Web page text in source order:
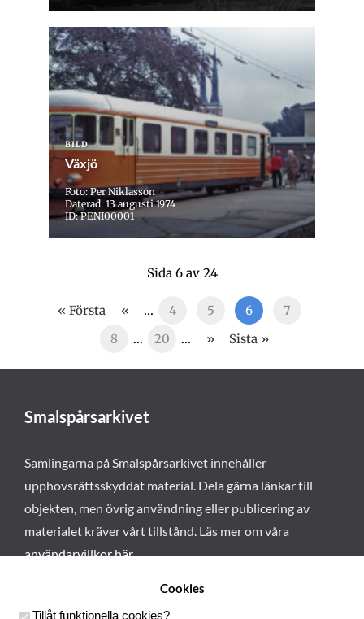
BILD
Växjö
Foto: Per Niklasson
Daterad: 13 augusti 1974
ID: PENI00001
Sida 6 av 24
« Första « ... 4 5 6
7
8
... 20 ... » Sista »
Smalspårsarkivet
Samlingarna på Smalspårsarkivet innehåller
upphovsrättsskyddat material. Dela gärna länkar till
objekten, men övrig användning eller publicering av
materialet kräver vårt tillstånd. Läs mer om våra
användarvillkor här.
Cookies
Tillåt funktionella cookies?